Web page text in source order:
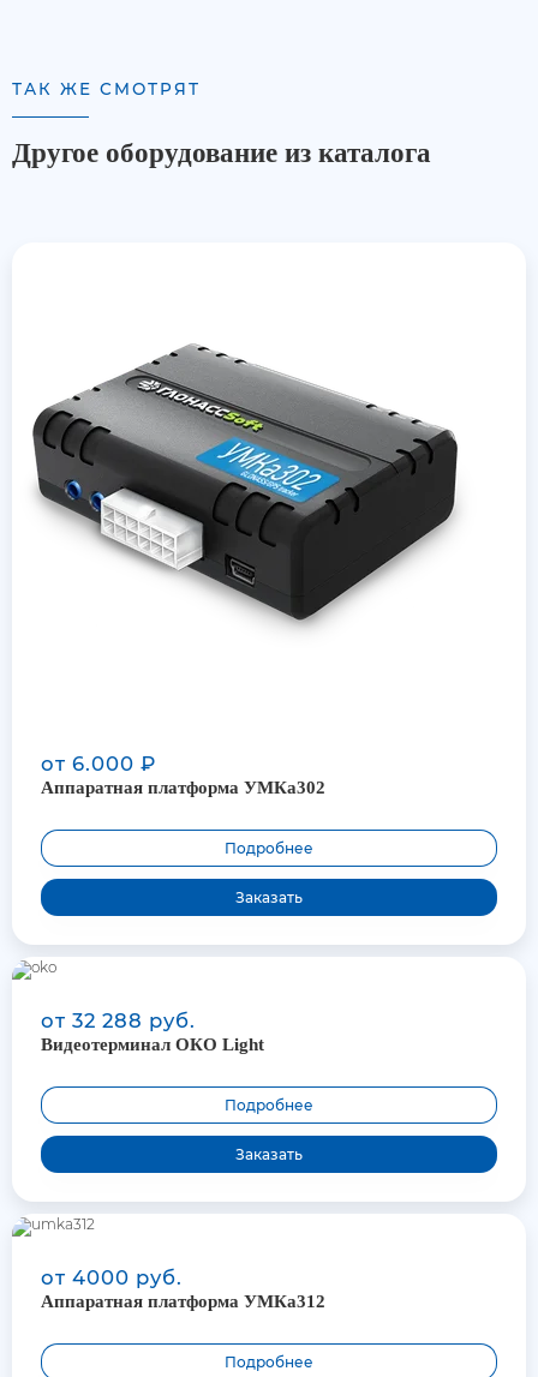
ТАК ЖЕ СМОТРЯТ
Другое оборудование из каталога
от 6.000 ₽
Аппаратная платформа УМКа302
Подробнее
Заказать
от 32 288 руб.
Видеотерминал ОКО Light
Подробнее
Заказать
от 4000 руб.
Аппаратная платформа УМКа312
Подробнее